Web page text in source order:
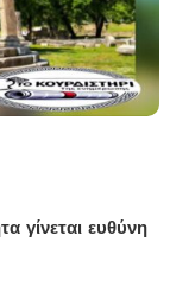
γίνεται ευθύνη